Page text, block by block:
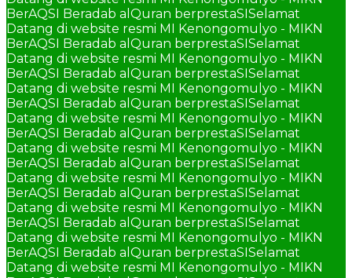
BerAQSI Beradab alQuran berprestaSISelamat
Datang di website resmi MI Kenongomulyo - MIKN
BerAQSI Beradab alQuran berprestaSISelamat
Datang di website resmi MI Kenongomulyo - MIKN
BerAQSI Beradab alQuran berprestaSISelamat
Datang di website resmi MI Kenongomulyo - MIKN
BerAQSI Beradab alQuran berprestaSISelamat
Datang di website resmi MI Kenongomulyo - MIKN
BerAQSI Beradab alQuran berprestaSISelamat
Datang di website resmi MI Kenongomulyo - MIKN
BerAQSI Beradab alQuran berprestaSISelamat
Datang di website resmi MI Kenongomulyo - MIKN
BerAQSI Beradab alQuran berprestaSISelamat
Datang di website resmi MI Kenongomulyo - MIKN
BerAQSI Beradab alQuran berprestaSISelamat
Datang di website resmi MI Kenongomulyo - MIKN
BerAQSI Beradab alQuran berprestaSISelamat
Datang di website resmi MI Kenongomulyo - MIKN